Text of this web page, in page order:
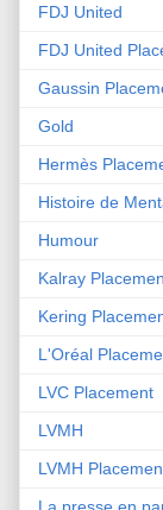
FDJ United
FDJ United
Gaussin
Gold
Hermès
Histoire de
Humour
Kalray
Kering
L'Oréal
LVC Placement
LVMH
LVMH